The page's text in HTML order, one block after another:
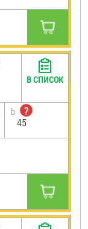
b
?
45
В СПИСОК